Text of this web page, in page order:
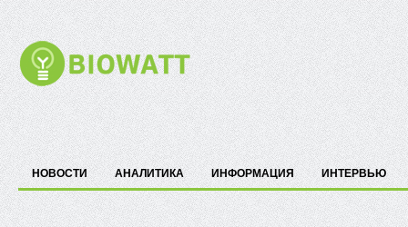
НОВОСТИ АНАЛИТИКА ИНФОРМАЦИЯ ИНТЕРВЬЮ